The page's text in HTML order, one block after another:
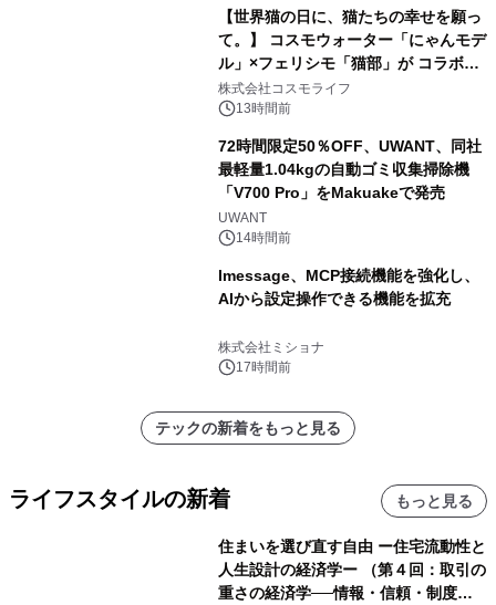
【世界猫の日に、猫たちの幸せを願っ
て。】 コスモウォーター「にゃんモデ
ル」×フェリシモ「猫部」が コラボキ
ャンペーンを実施
株式会社コスモライフ
13時間前
72時間限定50％OFF、UWANT、同社
最軽量1.04kgの自動ゴミ収集掃除機
「V700 Pro」をMakuakeで発売
UWANT
14時間前
lmessage、MCP接続機能を強化し、
AIから設定操作できる機能を拡充
株式会社ミショナ
17時間前
テックの新着をもっと見る
ライフスタイルの新着 もっと見る
住まいを選び直す自由 ー住宅流動性と
人生設計の経済学ー （第４回：取引の
重さの経済学──情報・信頼・制度を